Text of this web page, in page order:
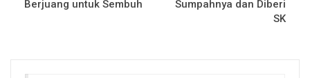
Berjuang untuk Sembuh
Sumpahnya dan Diberi
SK